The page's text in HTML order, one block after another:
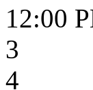
12:00
3
4